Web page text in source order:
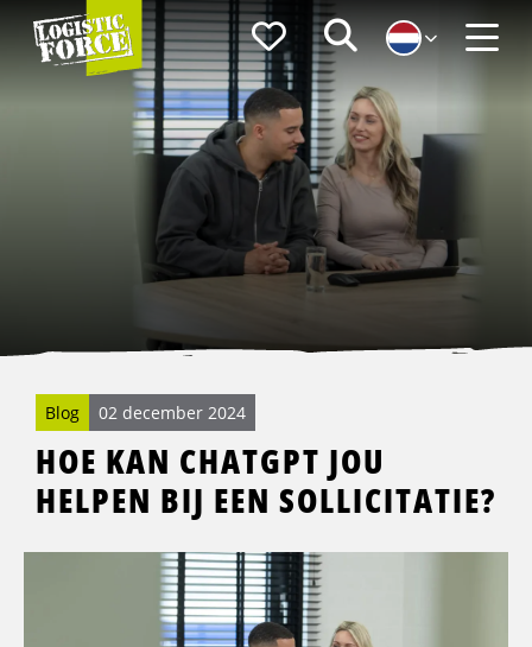
Logistic
Force
FavorietenZoeken
Blog 02 december 2024
HOE KAN CHATGPT JOU
HELPEN BIJ EEN SOLLICITATIE?